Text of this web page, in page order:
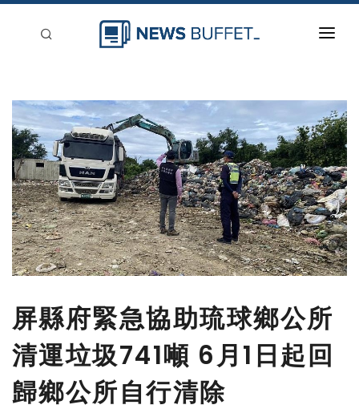
新聞稿分類
登入
刊登
屏縣府緊急協助琉球鄉公所
清運垃圾741噸 6月1日起回
歸鄉公所自行清除